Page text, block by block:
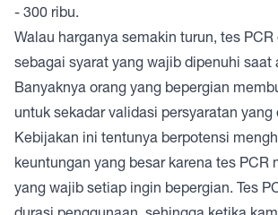
- 300 ribu.
Walau harganya semakin turun, tes
sebagai syarat yang wajib dipenuhi saat
Banyaknya orang yang bepergian
untuk sekadar validasi persyaratan yang
Kebijakan ini tentunya berpotensi
keuntungan yang besar karena tes PCR
yang wajib setiap ingin bepergian. Tes